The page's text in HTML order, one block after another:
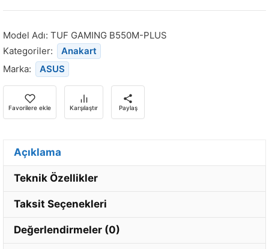
Model Adı: TUF GAMING B550M-PLUS
Kategoriler:
Anakart
Marka:
ASUS
Favorilere ekle Karşılaştır Paylaş
Açıklama
Teknik Özellikler
Taksit Seçenekleri
Değerlendirmeler (0)